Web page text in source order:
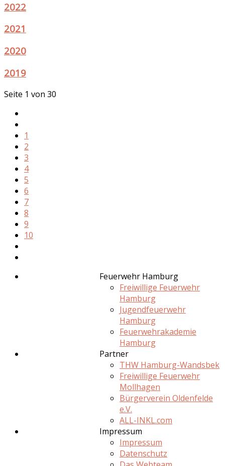
2022
2021
2020
2019
Seite 1 von 30
1
2
3
4
5
6
7
8
9
10
Feuerwehr Hamburg
Freiwillige Feuerwehr
Hamburg
Jugendfeuerwehr
Hamburg
Feuerwehrakademie
Hamburg
Partner
THW Hamburg-Wandsbek
Freiwillige Feuerwehr
Mollhagen
Bürgerverein Oldenfelde
e.V.
ALL-INKL.com
Impressum
Impressum
Datenschutz